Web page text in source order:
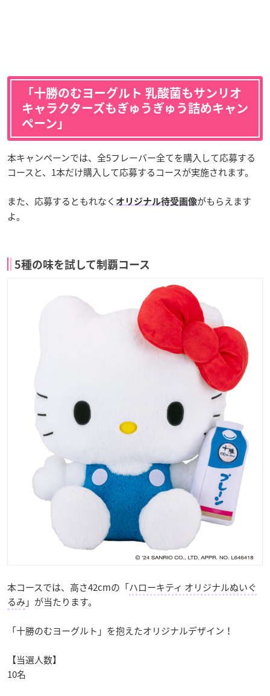
「十勝のむヨーグルト 乳酸菌もサンリオ
キャラクターズもぎゅうぎゅう詰めキャン
ペーン」
本キャンペーンでは、全5フレーバー全てを購入して応募する
コースと、1本だけ購入して応募するコースが実施されます。
また、応募するともれなく オリジナル待受画像がもらえます
よ。
5種の味を試して制覇コース
本コースでは、高さ42cmの「ハローキティ オリジナルぬいぐ
るみ 」が当たります。
「十勝のむヨーグルト」を抱えたオリジナルデザイン！
【当選人数】
10名